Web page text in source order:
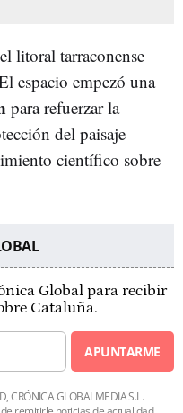
litoral tarraconense
espacio empezó una
para refuerzar la
del paisaje
científico sobre
Global para recibir
Cataluña.
APUNTARME
CRÓNICA GLOBALMEDIA S.L.